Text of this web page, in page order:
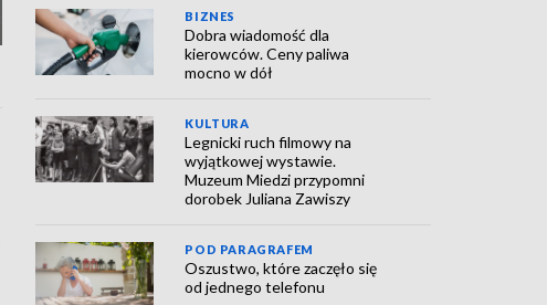
BIZNES
Dobra wiadomość dla
kierowców. Ceny paliwa
mocno w dół
KULTURA
Legnicki ruch filmowy na
wyjątkowej wystawie.
Muzeum Miedzi przypomni
dorobek Juliana Zawiszy
POD PARAGRAFEM
Oszustwo, które zaczęło się
od jednego telefonu